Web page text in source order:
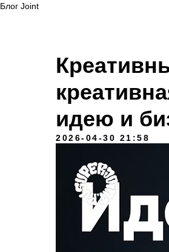
Блог Joint
идею и
2026-04-30 21:58